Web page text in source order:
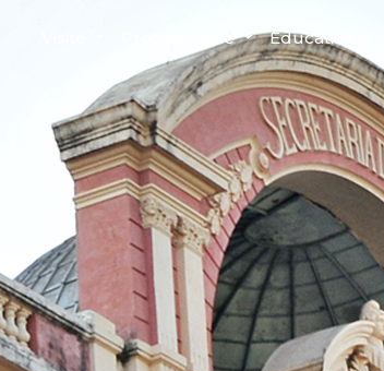
Programe-se Educativo